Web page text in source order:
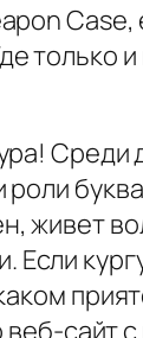
Case,
только
Среди
буква
живет